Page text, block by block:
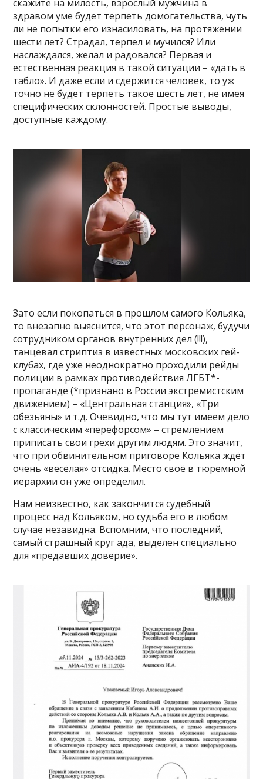
скажите на милость, взрослый мужчина в
здравом уме будет терпеть домогательства, чуть
ли не попытки его изнасиловать, на протяжении
шести лет? Страдал, терпел и мучился? Или
наслаждался, желал и радовался? Первая и
естественная реакция в такой ситуации – «дать в
табло». И даже если и сдержится человек, то уж
точно не будет терпеть такое шесть лет, не имея
специфических склонностей. Простые выводы,
доступные каждому.
Зато если покопаться в прошлом самого Кольяка,
то внезапно выяснится, что этот персонаж, будучи
сотрудником органов внутренних дел (!!!),
танцевал стриптиз в известных московских гей-
клубах, где уже неоднократно проходили рейды
полиции в рамках противодействия ЛГБТ*-
пропаганде (*признано в России экстремистским
движением) – «Центральная станция», «Три
обезьяны» и т.д. Очевидно, что мы тут имеем дело
с классическим «перефорсом» – стремлением
приписать свои грехи другим людям. Это значит,
что при обвинительном приговоре Кольяка ждёт
очень «весёлая» отсидка. Место своё в тюремной
иерархии он уже определил.
Нам неизвестно, как закончится судебный
процесс над Кольяком, но судьба его в любом
случае незавидна. Вспомним, что последний,
самый страшный круг ада, выделен специально
для «предавших доверие».